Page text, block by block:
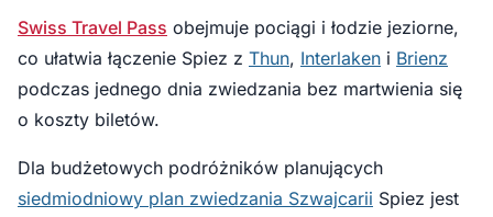
Swiss Travel Pass obejmuje pociągi i łodzie jeziorne,
co ułatwia łączenie Spiez z Thun, Interlaken i Brienz
podczas jednego dnia zwiedzania bez martwienia się
o koszty biletów.
Dla budżetowych podróżników planujących
siedmiodniowy plan zwiedzania Szwajcarii Spiez jest